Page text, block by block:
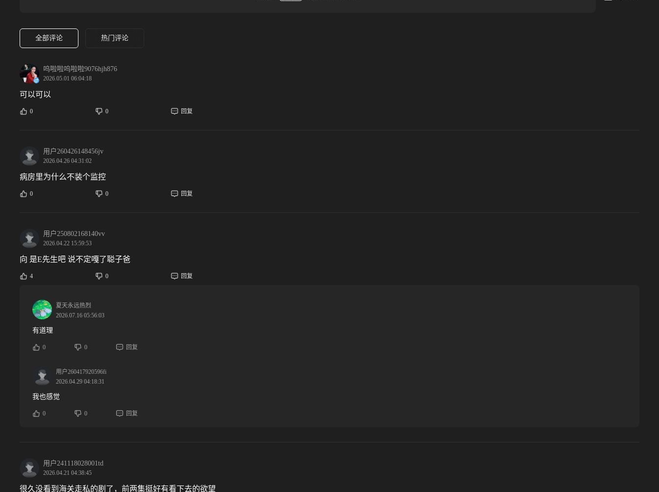
全部评论 热门评论
呜啦啦呜啦啦9076hjh876
2026.05.01 06:04:18
可以可以
0 0 回复
用户260426148456jv
2026.04.26 04:31:02
病房里为什么不装个监控
0 0 回复
用户250802168140vv
2026.04.22 15:59:53
向 是E先生吧 说不定嘎了聪子爸
4 0 回复
夏天永远热烈
2026.07.16 05:56:03
有道理
0 0 回复
用户260417920596fi
2026.04.29 04:18:31
我也感觉
0 0 回复
用户241118028001td
2026.04.21 04:38:45
很久没看到海关走私的剧了，前两集挺好有看下去的欲望